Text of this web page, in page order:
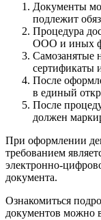
Документы
подлежит
Процедура
ООО и иных
Самозанятые
сертификаты
После
в единый
После
должен
При оформлении
требованием
электронно-
документа.
Ознакомиться
документов можно